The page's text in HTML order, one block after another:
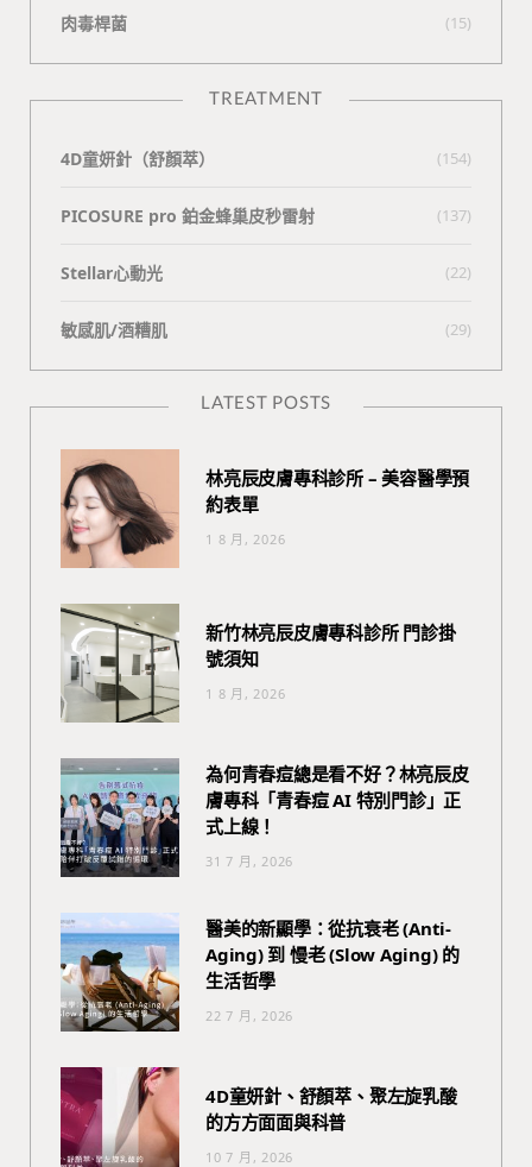
肉毒桿菌 (15)
TREATMENT
4D童妍針（舒顏萃） (154)
PICOSURE pro 鉑金蜂巢皮秒雷射 (137)
Stellar心動光 (22)
敏感肌/酒糟肌 (29)
LATEST POSTS
林亮辰皮膚專科診所 – 美容醫學預
約表單
1 8 月, 2026
新竹林亮辰皮膚專科診所 門診掛
號須知
1 8 月, 2026
為何青春痘總是看不好？林亮辰皮
膚專科「青春痘 AI 特別門診」正
式上線！
31 7 月, 2026
醫美的新顯學：從抗衰老 (Anti-
Aging) 到 慢老 (Slow Aging) 的
生活哲學
22 7 月, 2026
4D童妍針、舒顏萃、聚左旋乳酸
的方方面面與科普
10 7 月, 2026